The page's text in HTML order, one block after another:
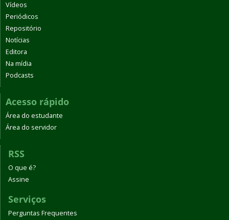
Vídeos
Periódicos
Repositório
Notícias
Editora
Na mídia
Podcasts
Acesso rápido
Área do estudante
Área do servidor
RSS
O que é?
Assine
Serviços
Perguntas Frequentes